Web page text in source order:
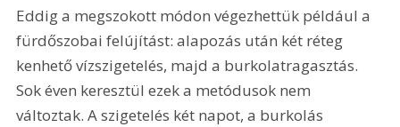
Eddig a megszokott módon végezhettük például a
fürdőszobai felújítást: alapozás után két réteg
kenhető vízszigetelés, majd a burkolatragasztás.
Sok éven keresztül ezek a metódusok nem
változtak. A szigetelés két napot, a burkolás